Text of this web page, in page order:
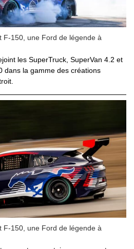
F-150, une Ford de légende à
les SuperTruck, SuperVan 4.2 et
dans la gamme des créations
F-150, une Ford de légende à